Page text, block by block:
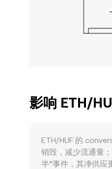
影响 ETH/
ETH/HUF 的
销毁，减少流通量
半”事件，其净供应